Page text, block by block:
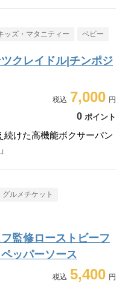
ッズ・マタニティー ベビー
クレイドル|チンポジ
7,000
0 ポイント
続けた高機能ボクサーパン
グルメチケット
監修ローストビーフ
ッパーソース
5,400